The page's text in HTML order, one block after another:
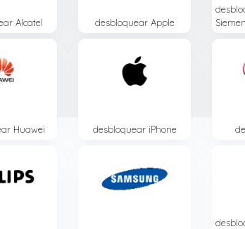
Alcatel desbloquear Apple
Huawei desbloquear iPhone